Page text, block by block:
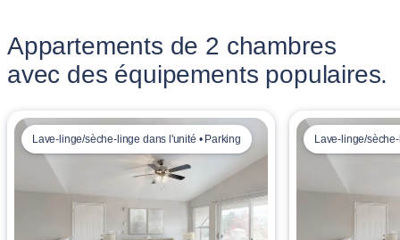
Appartements de 2 chambres
avec des équipements populaires.
Lave-linge/sèche-linge dans l'unité • Parking Lave-linge/